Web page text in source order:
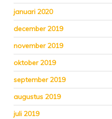
januari 2020
december 2019
november 2019
oktober 2019
september 2019
augustus 2019
juli 2019